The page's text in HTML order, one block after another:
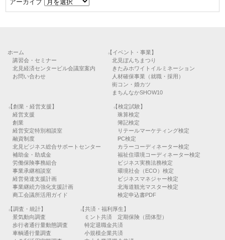
アーカイブ
ホーム
講習会・セミナー
北見経済センタービル会議室案内
お問い合わせ
【イベント・事業】
北見ぼんちまつり
きたみホワイトイルミネーション
人材確保事業（就職・採用）
街コン・婚カツ
まちんなかSHOW10
【創業・経営支援】
経営支援
創業
経営安定特別相談室
融資制度
北見ビジネス総合サポートセンター
補助金・助成金
労働保険事務組合
事業承継相談室
経営発達支援計画
事業継続力強化支援計画
商工会議所活用ガイド
【検定試験】
珠算検定
簿記検定
リテールマーケティング検定
PC検定
カラーコーディネーター検定
福祉住環境コーディネーター検定
ビジネス実務法務検定
環境社会（ECO）検定
ビジネスマネジャー検定
北海道観光マスター検定
検定申込書PDF
【調査・統計】
景気動向調査
歩行者通行量動態調査
車輌通行量調査
【共済・福利厚生】
ミント共済 定期保険（団体型）
特定退職金共済
小規模企業共済